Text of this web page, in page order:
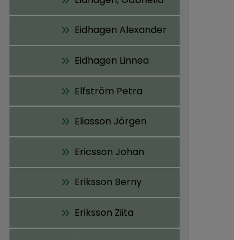
Eidhagen Alexander
Eidhagen Linnea
Elfström Petra
Eliasson Jörgen
Ericsson Johan
Eriksson Berny
Eriksson Ziita